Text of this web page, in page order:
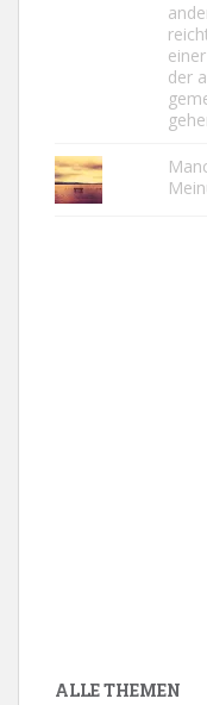
der
ALLE THEMEN